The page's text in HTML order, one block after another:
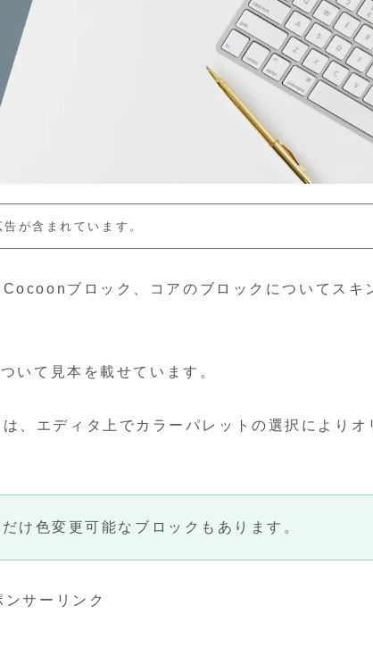
が含まれています。
ブロック、コアのブロックについてスキ
いて見本を載せています。
、エディタ上でカラーパレットの選択によりオ
け色変更可能なブロックもあります。
ンサーリンク